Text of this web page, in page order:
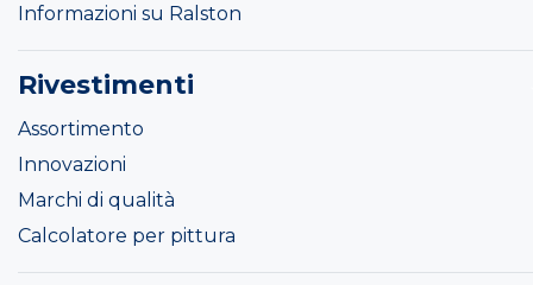
Informazioni su Ralston
Rivestimenti
Assortimento
Innovazioni
Marchi di qualità
Calcolatore per pittura